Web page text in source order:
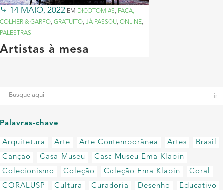
14 MAIO, 2022 EM DICOTOMIAS, FACA,
COLHER & GARFO, GRATUITO, JÁ PASSOU, ONLINE,
PALESTRAS
Artistas à mesa
Palavras-chave
Arquitetura Arte Arte Contemporânea Artes
Brasil
Canção
Casa-Museu
Casa Museu Ema Klabin
Colecionismo
Coleção Coleção Ema Klabin
Coral
CORALUSP
Cultura Curadoria Desenho
Educativo